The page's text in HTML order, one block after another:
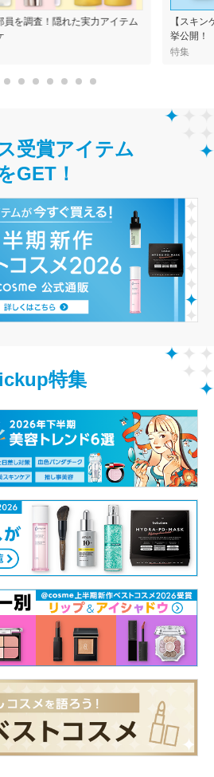
員を調査！隠れた実力アイテム
【スキ
挙公開！
特集
受賞アイテム
GET！
特集